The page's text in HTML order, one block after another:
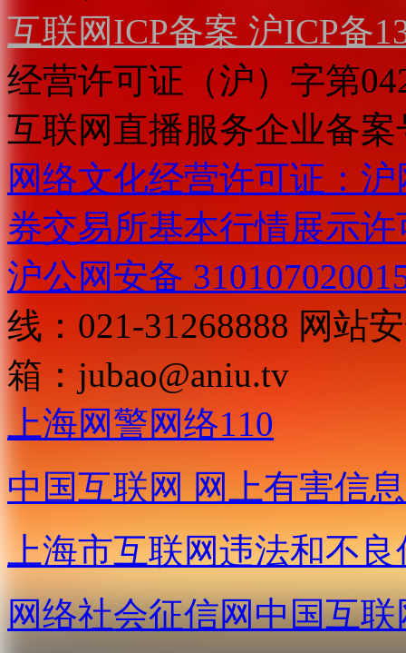
互联网ICP备案 沪ICP备
经营许可证（沪）字第
互联网直播服务企业备案
网络文化经营许可证：
券交易所基本行情展示许
沪公网安备
线：021-31268888 网站
箱： jubao@aniu.tv
上海网警网络110
中国互联网 网上有害信
上海市互联网违法和不
网络社会征信网中国互